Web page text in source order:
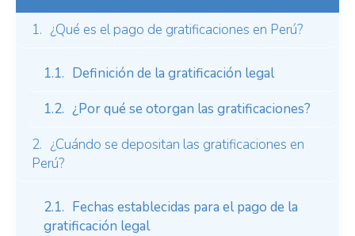
¿Qué es el pago de gratificaciones en Perú?
Definición de la gratificación legal
¿Por qué se otorgan las gratificaciones?
¿Cuándo se depositan las gratificaciones en
Perú?
Fechas establecidas para el pago de la
gratificación legal